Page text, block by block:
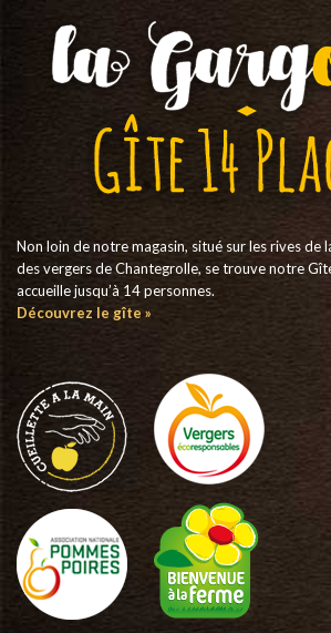
Non loin de notre magasin, situé sur les rives de
des vergers de Chantegrolle, se trouve notre
accueille jusqu’à 14 personnes.
Découvrez le gîte »